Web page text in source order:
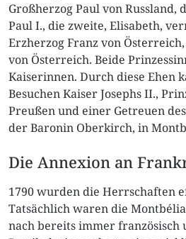
Großherzog Paul von Russland,
Paul I., die zweite, Elisabeth,
Erzherzog Franz von
von Österreich. Beide
Kaiserinnen. Durch diese Ehen
Besuchen Kaiser Josephs II.,
Preußen und einer Getreuen
der Baronin Oberkirch, in
Die Annexion an
1790 wurden die Herrschaften
Tatsächlich waren die
nach bereits immer französisch